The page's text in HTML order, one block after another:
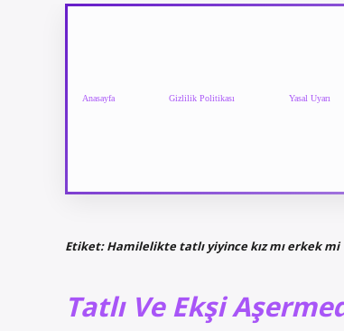
Anasayfa Gizlilik Politikası Yasal Uyarı
Etiket:Hamilelikte tatlı yiyince kız mı erkek mi
Tatlı Ve Ekşi